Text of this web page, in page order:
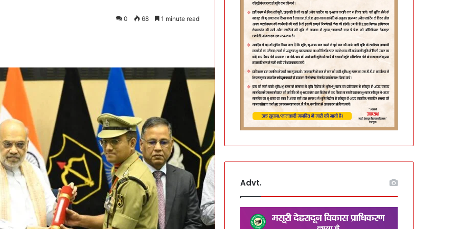
0 68 1 minute read
Advt.